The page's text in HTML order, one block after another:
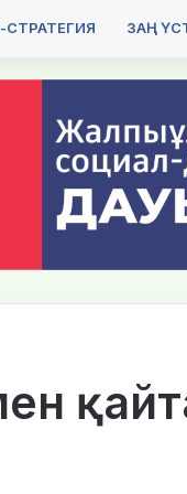
СТРАТЕГИЯ ЗАҢ